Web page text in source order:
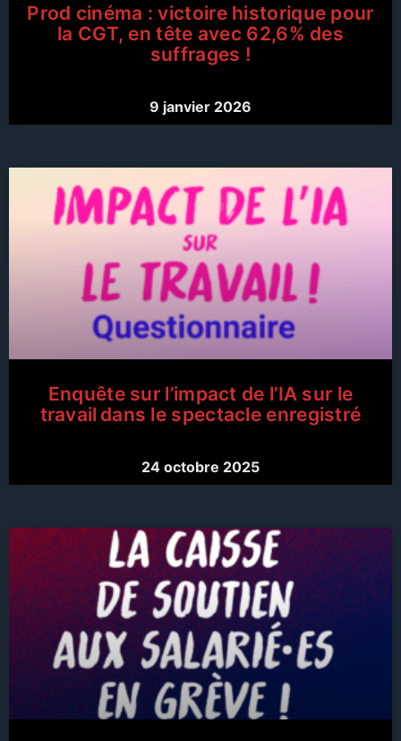
Prod cinéma : victoire historique pour
la CGT, en tête avec 62,6% des
suffrages !
9 janvier 2026
Enquête sur l’impact de l’IA sur le
travail dans le spectacle enregistré
24 octobre 2025